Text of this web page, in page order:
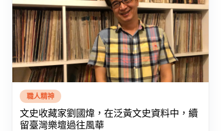
職人精神
文史收藏家劉國煒，在泛黃文史資料中，續
留臺灣樂壇過往風華